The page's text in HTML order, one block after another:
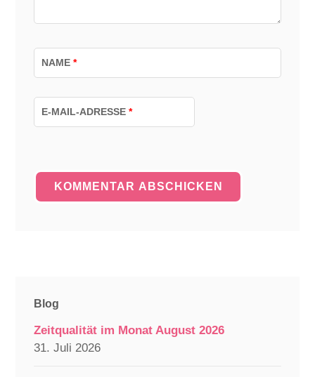
NAME*
E-MAIL-ADRESSE*
Blog
Zeitqualität im Monat August 2026
31. Juli 2026